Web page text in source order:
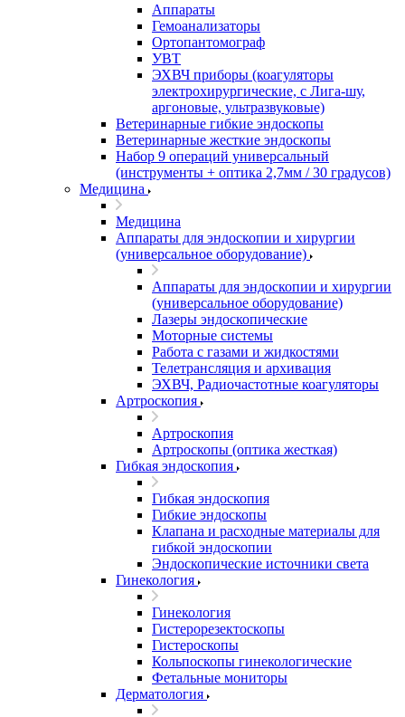
Аппараты
Гемоанализаторы
Ортопантомограф
УВТ
ЭХВЧ приборы (коагуляторы
электрохирургические, с Лига-шу,
аргоновые, ультразвуковые)
Ветеринарные гибкие эндоскопы
Ветеринарные жесткие эндоскопы
Набор 9 операций универсальный
(инструменты + оптика 2,7мм / 30 градусов)
Медицина
Медицина
Аппараты для эндоскопии и хирургии
(универсальное оборудование)
Аппараты для эндоскопии и хирургии
(универсальное оборудование)
Лазеры эндоскопические
Моторные системы
Работа с газами и жидкостями
Телетрансляция и архивация
ЭХВЧ, Радиочастотные коагуляторы
Артроскопия
Артроскопия
Артроскопы (оптика жесткая)
Гибкая эндоскопия
Гибкая эндоскопия
Гибкие эндоскопы
Клапана и расходные материалы для
гибкой эндоскопии
Эндоскопические источники света
Гинекология
Гинекология
Гистерорезектоскопы
Гистероскопы
Кольпоскопы гинекологические
Фетальные мониторы
Дерматология